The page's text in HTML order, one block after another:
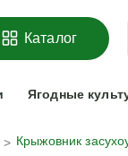
и оплата Гарантии
Каталог
Ягодные
Крыжовник